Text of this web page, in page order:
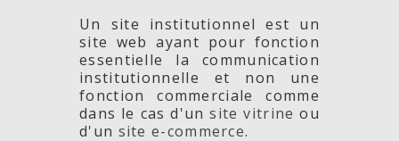
Un site institutionnel est un
site web ayant pour fonction
essentielle la communication
institutionnelle et non une
fonction commerciale comme
dans le cas d'unsite vitrine ou
d'un site e-commerce.